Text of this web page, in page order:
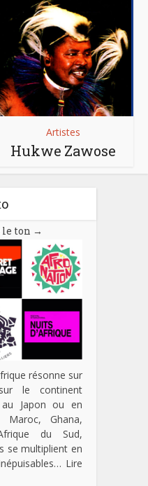
Artistes
Hukwe Zawose
le ton →
résonne sur
le continent
Japon ou en
Ghana,
du Sud,
se multiplient en
Lire